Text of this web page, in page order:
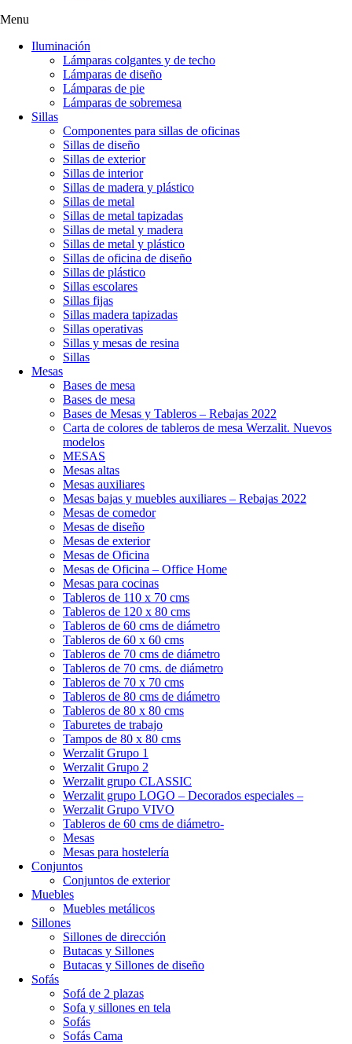
Menu
Iluminación
Lámparas colgantes y de techo
Lámparas de diseño
Lámparas de pie
Lámparas de sobremesa
Sillas
Componentes para sillas de oficinas
Sillas de diseño
Sillas de exterior
Sillas de interior
Sillas de madera y plástico
Sillas de metal
Sillas de metal tapizadas
Sillas de metal y madera
Sillas de metal y plástico
Sillas de oficina de diseño
Sillas de plástico
Sillas escolares
Sillas fijas
Sillas madera tapizadas
Sillas operativas
Sillas y mesas de resina
Sillas
Mesas
Bases de mesa
Bases de mesa
Bases de Mesas y Tableros – Rebajas 2022
Carta de colores de tableros de mesa Werzalit. Nuevos
modelos
MESAS
Mesas altas
Mesas auxiliares
Mesas bajas y muebles auxiliares – Rebajas 2022
Mesas de comedor
Mesas de diseño
Mesas de exterior
Mesas de Oficina
Mesas de Oficina – Office Home
Mesas para cocinas
Tableros de 110 x 70 cms
Tableros de 120 x 80 cms
Tableros de 60 cms de diámetro
Tableros de 60 x 60 cms
Tableros de 70 cms de diámetro
Tableros de 70 cms. de diámetro
Tableros de 70 x 70 cms
Tableros de 80 cms de diámetro
Tableros de 80 x 80 cms
Taburetes de trabajo
Tampos de 80 x 80 cms
Werzalit Grupo 1
Werzalit Grupo 2
Werzalit grupo CLASSIC
Werzalit grupo LOGO – Decorados especiales –
Werzalit Grupo VIVO
Tableros de 60 cms de diámetro-
Mesas
Mesas para hostelería
Conjuntos
Conjuntos de exterior
Muebles
Muebles metálicos
Sillones
Sillones de dirección
Butacas y Sillones
Butacas y Sillones de diseño
Sofás
Sofá de 2 plazas
Sofa y sillones en tela
Sofás
Sofás Cama